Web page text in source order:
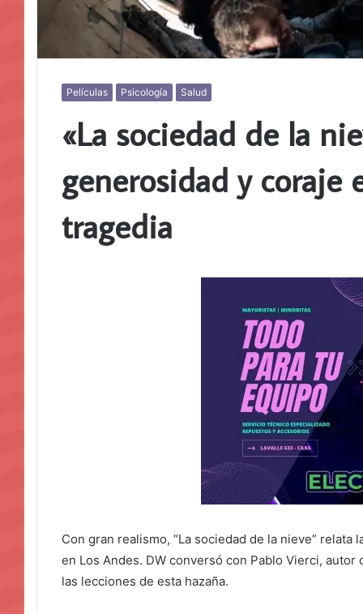
Películas Psicología Salud
«La sociedad de la
generosidad y coraje
tragedia
Con gran realismo, “La sociedad de la nieve”
en Los Andes. DW conversó con Pablo Vierci,
las lecciones de esta hazaña.